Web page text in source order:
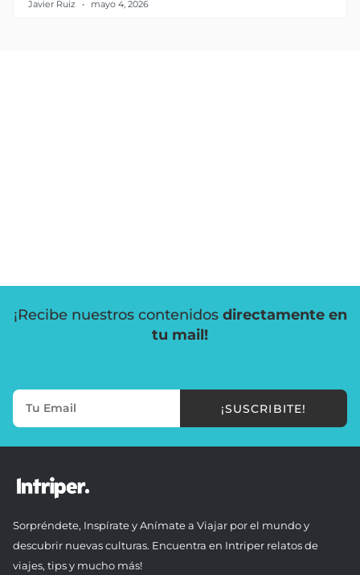
Javier Ruiz mayo 4, 2026
¡Recibe nuestros contenidos directamente en
tu mail!
¡SUSCRIBITE!
Sorpréndete, Inspírate y Anímate a Viajar por el mundo y
descubrir nuevas culturas. Encuentra en Intriper relatos de
viajes, tips y mucho más!